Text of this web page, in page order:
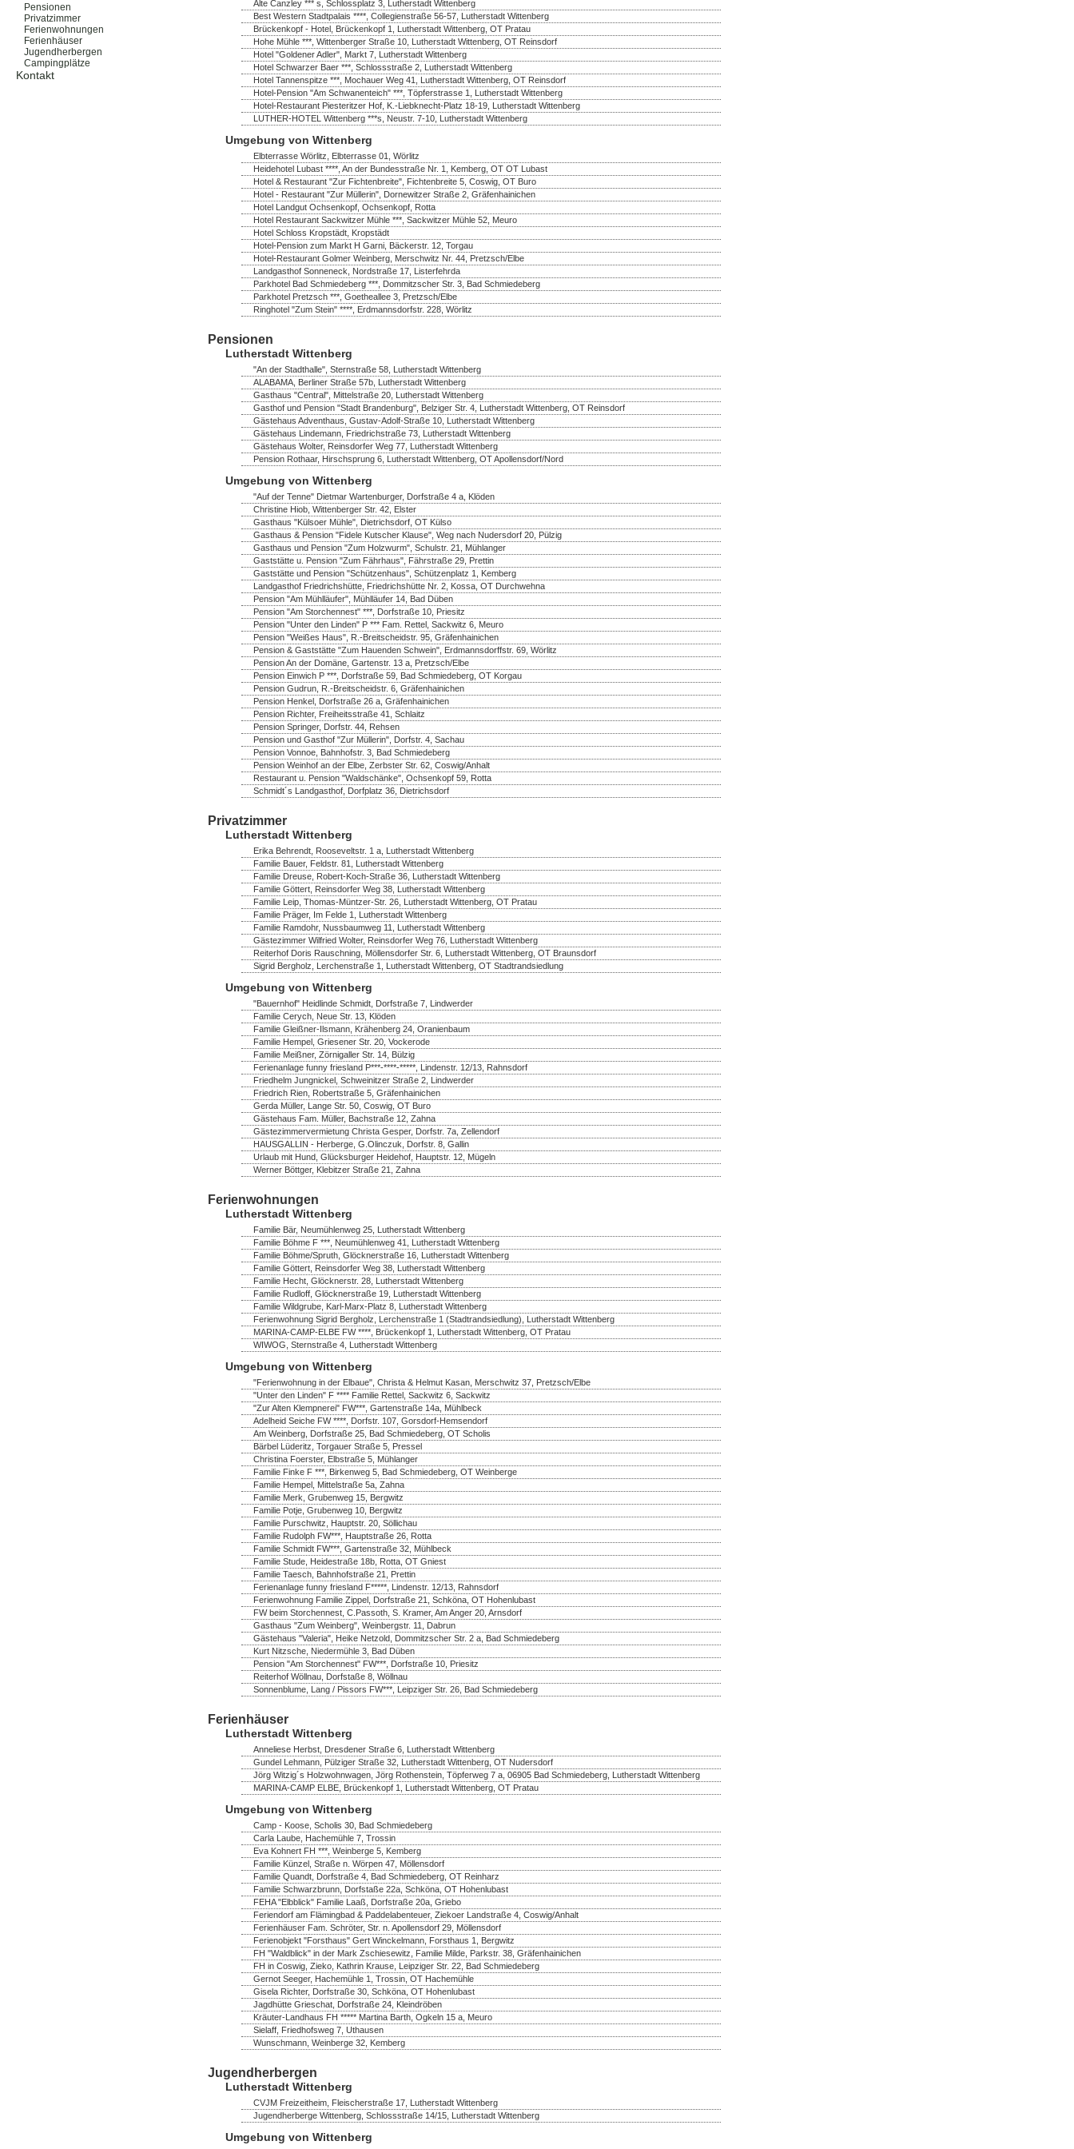
Pensionen
Privatzimmer
Ferienwohnungen
Ferienhäuser
Jugendherbergen
Campingplätze
Kontakt
Alte Canzley *** s, Schlossplatz 3, Lutherstadt Wittenberg
Best Western Stadtpalais ****, Collegienstraße 56-57, Lutherstadt Wittenberg
Brückenkopf - Hotel, Brückenkopf 1, Lutherstadt Wittenberg, OT Pratau
Hohe Mühle ***, Wittenberger Straße 10, Lutherstadt Wittenberg, OT Reinsdorf
Hotel "Goldener Adler", Markt 7, Lutherstadt Wittenberg
Hotel Schwarzer Baer ***, Schlossstraße 2, Lutherstadt Wittenberg
Hotel Tannenspitze ***, Mochauer Weg 41, Lutherstadt Wittenberg, OT Reinsdorf
Hotel-Pension "Am Schwanenteich" ***, Töpferstrasse 1, Lutherstadt Wittenberg
Hotel-Restaurant Piesteritzer Hof, K.-Liebknecht-Platz 18-19, Lutherstadt Wittenberg
LUTHER-HOTEL Wittenberg ***s, Neustr. 7-10, Lutherstadt Wittenberg
Umgebung von Wittenberg
Elbterrasse Wörlitz, Elbterrasse 01, Wörlitz
Heidehotel Lubast ****, An der Bundesstraße Nr. 1, Kemberg, OT OT Lubast
Hotel & Restaurant "Zur Fichtenbreite", Fichtenbreite 5, Coswig, OT Buro
Hotel - Restaurant "Zur Müllerin", Dornewitzer Straße 2, Gräfenhainichen
Hotel Landgut Ochsenkopf, Ochsenkopf, Rotta
Hotel Restaurant Sackwitzer Mühle ***, Sackwitzer Mühle 52, Meuro
Hotel Schloss Kropstädt, Kropstädt
Hotel-Pension zum Markt H Garni, Bäckerstr. 12, Torgau
Hotel-Restaurant Golmer Weinberg, Merschwitz Nr. 44, Pretzsch/Elbe
Landgasthof Sonneneck, Nordstraße 17, Listerfehrda
Parkhotel Bad Schmiedeberg ***, Dommitzscher Str. 3, Bad Schmiedeberg
Parkhotel Pretzsch ***, Goetheallee 3, Pretzsch/Elbe
Ringhotel "Zum Stein" ****, Erdmannsdorfstr. 228, Wörlitz
Pensionen
Lutherstadt Wittenberg
"An der Stadthalle", Sternstraße 58, Lutherstadt Wittenberg
ALABAMA, Berliner Straße 57b, Lutherstadt Wittenberg
Gasthaus "Central", Mittelstraße 20, Lutherstadt Wittenberg
Gasthof und Pension "Stadt Brandenburg", Belziger Str. 4, Lutherstadt Wittenberg, OT Reinsdorf
Gästehaus Adventhaus, Gustav-Adolf-Straße 10, Lutherstadt Wittenberg
Gästehaus Lindemann, Friedrichstraße 73, Lutherstadt Wittenberg
Gästehaus Wolter, Reinsdorfer Weg 77, Lutherstadt Wittenberg
Pension Rothaar, Hirschsprung 6, Lutherstadt Wittenberg, OT Apollensdorf/Nord
Umgebung von Wittenberg
"Auf der Tenne" Dietmar Wartenburger, Dorfstraße 4 a, Klöden
Christine Hiob, Wittenberger Str. 42, Elster
Gasthaus "Külsoer Mühle", Dietrichsdorf, OT Külso
Gasthaus & Pension "Fidele Kutscher Klause", Weg nach Nudersdorf 20, Pülzig
Gasthaus und Pension "Zum Holzwurm", Schulstr. 21, Mühlanger
Gaststätte u. Pension "Zum Fährhaus", Fährstraße 29, Prettin
Gaststätte und Pension "Schützenhaus", Schützenplatz 1, Kemberg
Landgasthof Friedrichshütte, Friedrichshütte Nr. 2, Kossa, OT Durchwehna
Pension "Am Mühlläufer", Mühlläufer 14, Bad Düben
Pension "Am Storchennest" ***, Dorfstraße 10, Priesitz
Pension "Unter den Linden" P *** Fam. Rettel, Sackwitz 6, Meuro
Pension "Weißes Haus", R.-Breitscheidstr. 95, Gräfenhainichen
Pension & Gaststätte "Zum Hauenden Schwein", Erdmannsdorffstr. 69, Wörlitz
Pension An der Domäne, Gartenstr. 13 a, Pretzsch/Elbe
Pension Einwich P ***, Dorfstraße 59, Bad Schmiedeberg, OT Korgau
Pension Gudrun, R.-Breitscheidstr. 6, Gräfenhainichen
Pension Henkel, Dorfstraße 26 a, Gräfenhainichen
Pension Richter, Freiheitsstraße 41, Schlaitz
Pension Springer, Dorfstr. 44, Rehsen
Pension und Gasthof "Zur Müllerin", Dorfstr. 4, Sachau
Pension Vonnoe, Bahnhofstr. 3, Bad Schmiedeberg
Pension Weinhof an der Elbe, Zerbster Str. 62, Coswig/Anhalt
Restaurant u. Pension "Waldschänke", Ochsenkopf 59, Rotta
Schmidt´s Landgasthof, Dorfplatz 36, Dietrichsdorf
Privatzimmer
Lutherstadt Wittenberg
Erika Behrendt, Rooseveltstr. 1 a, Lutherstadt Wittenberg
Familie Bauer, Feldstr. 81, Lutherstadt Wittenberg
Familie Dreuse, Robert-Koch-Straße 36, Lutherstadt Wittenberg
Familie Göttert, Reinsdorfer Weg 38, Lutherstadt Wittenberg
Familie Leip, Thomas-Müntzer-Str. 26, Lutherstadt Wittenberg, OT Pratau
Familie Präger, Im Felde 1, Lutherstadt Wittenberg
Familie Ramdohr, Nussbaumweg 11, Lutherstadt Wittenberg
Gästezimmer Wilfried Wolter, Reinsdorfer Weg 76, Lutherstadt Wittenberg
Reiterhof Doris Rauschning, Möllensdorfer Str. 6, Lutherstadt Wittenberg, OT Braunsdorf
Sigrid Bergholz, Lerchenstraße 1, Lutherstadt Wittenberg, OT Stadtrandsiedlung
Umgebung von Wittenberg
"Bauernhof" Heidlinde Schmidt, Dorfstraße 7, Lindwerder
Familie Cerych, Neue Str. 13, Klöden
Familie Gleißner-Ilsmann, Krähenberg 24, Oranienbaum
Familie Hempel, Griesener Str. 20, Vockerode
Familie Meißner, Zörnigaller Str. 14, Bülzig
Ferienanlage funny friesland P***-****-*****, Lindenstr. 12/13, Rahnsdorf
Friedhelm Jungnickel, Schweinitzer Straße 2, Lindwerder
Friedrich Rien, Robertstraße 5, Gräfenhainichen
Gerda Müller, Lange Str. 50, Coswig, OT Buro
Gästehaus Fam. Müller, Bachstraße 12, Zahna
Gästezimmervermietung Christa Gesper, Dorfstr. 7a, Zellendorf
HAUSGALLIN - Herberge, G.Olinczuk, Dorfstr. 8, Gallin
Urlaub mit Hund, Glücksburger Heidehof, Hauptstr. 12, Mügeln
Werner Böttger, Klebitzer Straße 21, Zahna
Ferienwohnungen
Lutherstadt Wittenberg
Familie Bär, Neumühlenweg 25, Lutherstadt Wittenberg
Familie Böhme F ***, Neumühlenweg 41, Lutherstadt Wittenberg
Familie Böhme/Spruth, Glöcknerstraße 16, Lutherstadt Wittenberg
Familie Göttert, Reinsdorfer Weg 38, Lutherstadt Wittenberg
Familie Hecht, Glöcknerstr. 28, Lutherstadt Wittenberg
Familie Rudloff, Glöcknerstraße 19, Lutherstadt Wittenberg
Familie Wildgrube, Karl-Marx-Platz 8, Lutherstadt Wittenberg
Ferienwohnung Sigrid Bergholz, Lerchenstraße 1 (Stadtrandsiedlung), Lutherstadt Wittenberg
MARINA-CAMP-ELBE FW ****, Brückenkopf 1, Lutherstadt Wittenberg, OT Pratau
WIWOG, Sternstraße 4, Lutherstadt Wittenberg
Umgebung von Wittenberg
"Ferienwohnung in der Elbaue", Christa & Helmut Kasan, Merschwitz 37, Pretzsch/Elbe
"Unter den Linden" F **** Familie Rettel, Sackwitz 6, Sackwitz
"Zur Alten Klempnerei" FW***, Gartenstraße 14a, Mühlbeck
Adelheid Seiche FW ****, Dorfstr. 107, Gorsdorf-Hemsendorf
Am Weinberg, Dorfstraße 25, Bad Schmiedeberg, OT Scholis
Bärbel Lüderitz, Torgauer Straße 5, Pressel
Christina Foerster, Elbstraße 5, Mühlanger
Familie Finke F ***, Birkenweg 5, Bad Schmiedeberg, OT Weinberge
Familie Hempel, Mittelstraße 5a, Zahna
Familie Merk, Grubenweg 15, Bergwitz
Familie Potje, Grubenweg 10, Bergwitz
Familie Purschwitz, Hauptstr. 20, Söllichau
Familie Rudolph FW***, Hauptstraße 26, Rotta
Familie Schmidt FW***, Gartenstraße 32, Mühlbeck
Familie Stude, Heidestraße 18b, Rotta, OT Gniest
Familie Taesch, Bahnhofstraße 21, Prettin
Ferienanlage funny friesland F*****, Lindenstr. 12/13, Rahnsdorf
Ferienwohnung Familie Zippel, Dorfstraße 21, Schköna, OT Hohenlubast
FW beim Storchennest, C.Passoth, S. Kramer, Am Anger 20, Arnsdorf
Gasthaus "Zum Weinberg", Weinbergstr. 11, Dabrun
Gästehaus "Valeria", Heike Netzold, Dommitzscher Str. 2 a, Bad Schmiedeberg
Kurt Nitzsche, Niedermühle 3, Bad Düben
Pension "Am Storchennest" FW***, Dorfstraße 10, Priesitz
Reiterhof Wöllnau, Dorfstaße 8, Wöllnau
Sonnenblume, Lang / Pissors FW***, Leipziger Str. 26, Bad Schmiedeberg
Ferienhäuser
Lutherstadt Wittenberg
Anneliese Herbst, Dresdener Straße 6, Lutherstadt Wittenberg
Gundel Lehmann, Pülziger Straße 32, Lutherstadt Wittenberg, OT Nudersdorf
Jörg Witzig´s Holzwohnwagen, Jörg Rothenstein, Töpferweg 7 a, 06905 Bad Schmiedeberg, Lutherstadt Wittenberg
MARINA-CAMP ELBE, Brückenkopf 1, Lutherstadt Wittenberg, OT Pratau
Umgebung von Wittenberg
Camp - Koose, Scholis 30, Bad Schmiedeberg
Carla Laube, Hachemühle 7, Trossin
Eva Kohnert FH ***, Weinberge 5, Kemberg
Familie Künzel, Straße n. Wörpen 47, Möllensdorf
Familie Quandt, Dorfstraße 4, Bad Schmiedeberg, OT Reinharz
Familie Schwarzbrunn, Dorfstaße 22a, Schköna, OT Hohenlubast
FEHA "Elbblick" Familie Laaß, Dorfstraße 20a, Griebo
Feriendorf am Flämingbad & Paddelabenteuer, Ziekoer Landstraße 4, Coswig/Anhalt
Ferienhäuser Fam. Schröter, Str. n. Apollensdorf 29, Möllensdorf
Ferienobjekt "Forsthaus" Gert Winckelmann, Forsthaus 1, Bergwitz
FH "Waldblick" in der Mark Zschiesewitz, Familie Milde, Parkstr. 38, Gräfenhainichen
FH in Coswig, Zieko, Kathrin Krause, Leipziger Str. 22, Bad Schmiedeberg
Gernot Seeger, Hachemühle 1, Trossin, OT Hachemühle
Gisela Richter, Dorfstraße 30, Schköna, OT Hohenlubast
Jagdhütte Grieschat, Dorfstraße 24, Kleindröben
Kräuter-Landhaus FH ***** Martina Barth, Ogkeln 15 a, Meuro
Sielaff, Friedhofsweg 7, Uthausen
Wunschmann, Weinberge 32, Kemberg
Jugendherbergen
Lutherstadt Wittenberg
CVJM Freizeitheim, Fleischerstraße 17, Lutherstadt Wittenberg
Jugendherberge Wittenberg, Schlossstraße 14/15, Lutherstadt Wittenberg
Umgebung von Wittenberg